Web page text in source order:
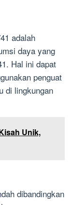
adalah
daya yang
Hal ini dapat
penguat
di lingkungan
Unik,
dibandingkan